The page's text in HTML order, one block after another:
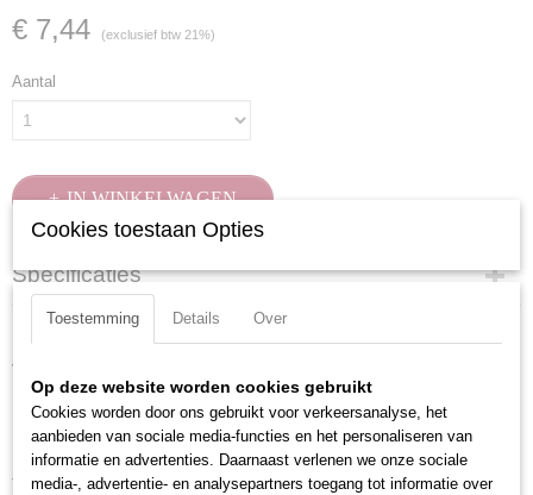
€ 7,44 (exclusief btw 21%)
Aantal
IN WINKELWAGEN
Specificaties
Productcode
206008
7612206003551
Productcode leverancier
206008
Omschrijving
Verchroomd en voorzien van gekartelde rand.
Uitvoering: Inbus
Materiaal: S2 Staal
Totale lengte: 48 mm
Cookies toestaan Opties
Toestemming Details Over
Op deze website worden cookies gebruikt
Cookies worden door ons gebruikt voor verkeersanalyse, het
aanbieden van sociale media-functies en het personaliseren van
informatie en advertenties. Daarnaast verlenen we onze sociale
media-, advertentie- en analysepartners toegang tot informatie over